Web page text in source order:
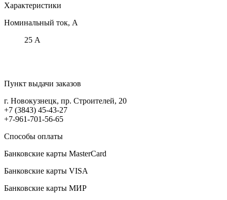
Характеристики
Номинальный ток, А
25 А
Пункт выдачи заказов
г. Новокузнецк, пр. Строителей, 20
+7 (3843) 45-43-27
+7-961-701-56-65
Способы оплаты
Банковские карты MasterCard
Банковские карты VISA
Банковские карты МИР